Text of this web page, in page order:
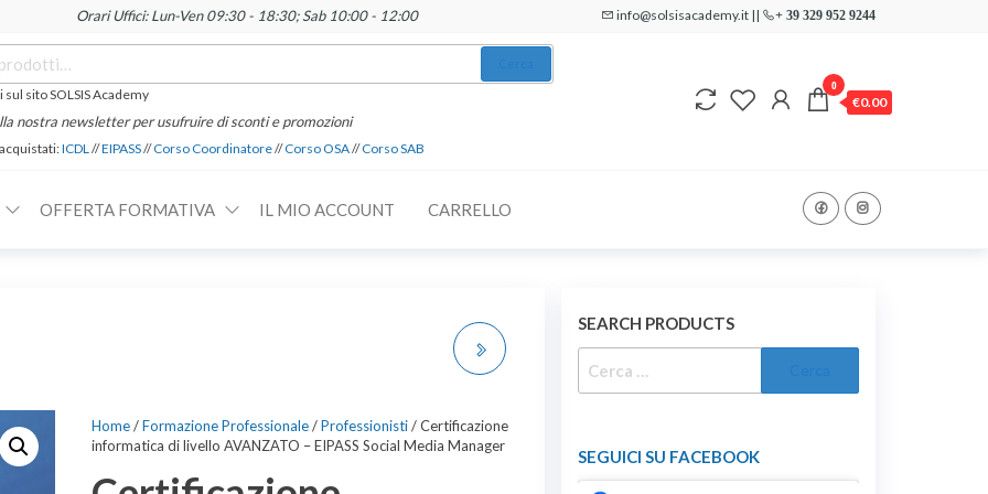
Orari Uffici: Lun-Ven 09:30 - 18:30; Sab 10:00 - 12:00 info@solsisacademy.it || + 39 329 952 9244
sito SOLSIS Academy
nostra newsletter per usufruire di sconti e promozioni
ICDL//EIPASS//Corso Coordinatore//Corso OSA//Corso SAB
0
€0.00
OFFERTA FORMATIVA IL MIO ACCOUNT CARRELLO
LIVELLO MEDIO - EIPASS
Home/Formazione Professionale/Professionisti/ Certificazione
informatica di livello AVANZATO – EIPASS Social Media Manager
SEARCH PRODUCTS
SEGUICI SU FACEBOOK